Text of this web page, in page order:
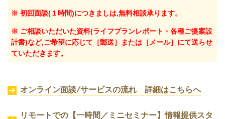
※ 初回面談(１時間)につきましは,無料相談承ります。
※ ご相談いただいた資料(ライフプランレポート・各種ご提案設
計書)など,ご希望に応じて［郵送］または［メール］にて送らせ
ていただきます。
オンライン面談/サービスの流れ 詳細はこちらへ
リモートでの【一時間／ミニセミナー】情報提供スタ